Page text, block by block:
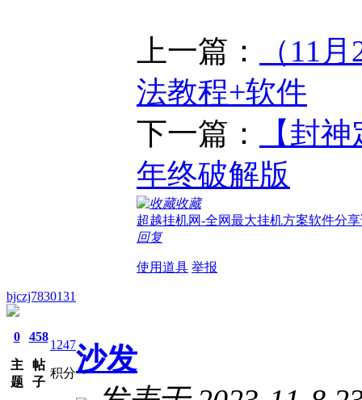
上一篇：
（11
法教程+软件
下一篇：
【封
年终破解版
收藏
超越挂机网-全网最大挂机方案软件分
回复
使用道具 举报
bjczj7830131
0
主
题
458
帖
子
1247
积分沙发